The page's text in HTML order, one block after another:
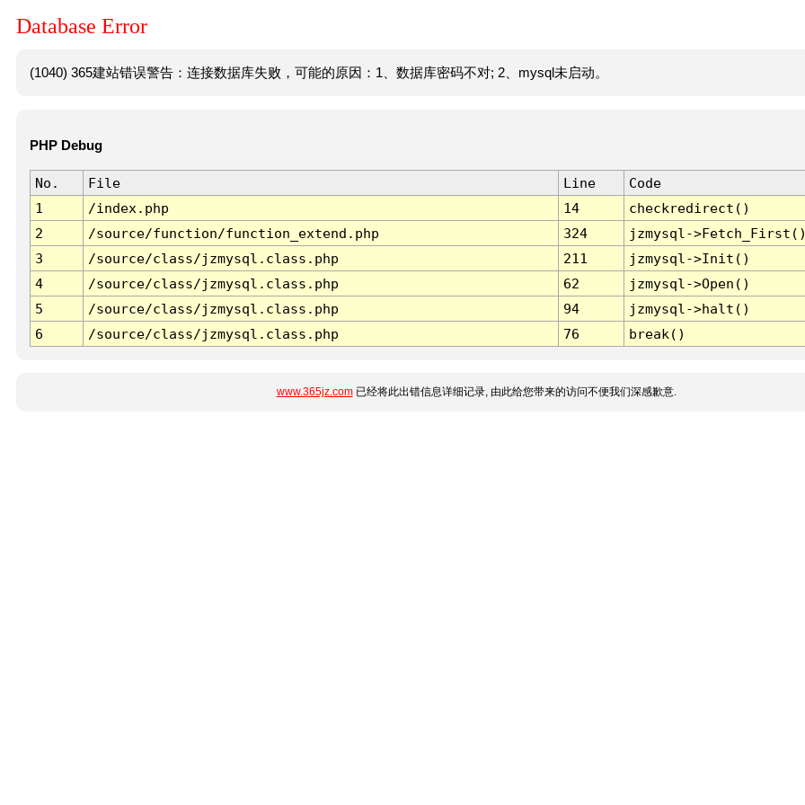
Database Error
(1040) 365建站错误警告：连接数据库失败，可能的原因：1、数据库密码不对; 2、mysql未启动。
PHP Debug
No. File Line
Code
1
/index.php 14
checkredirect()
2
/source/function/function_extend.php 324
jzmysql-
3
/source/class/jzmysql.class.php 211
jzmysql->Init()
4
/source/class/jzmysql.class.php 62
jzmysql->Open()
5
/source/class/jzmysql.class.php 94
jzmysql->halt()
6
/source/class/jzmysql.class.php 76 break()
www.365jz.com已经将此出错信息详细记录, 由此给您带来的访问不便我们深感歉意.